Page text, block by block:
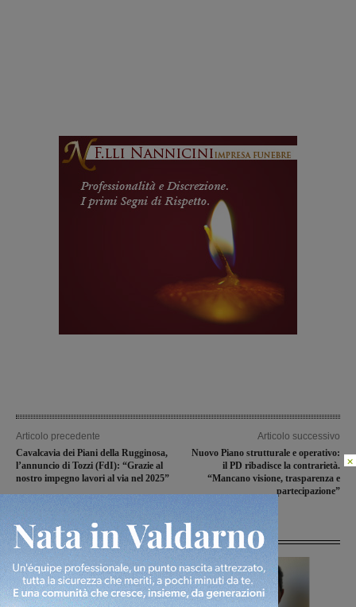
Articolo precedente
Cavalcavia dei Piani della Rugginosa,
l’annuncio di Tozzi (FdI): “Grazie al
nostro impegno lavori al via nel 2025”
Articolo successivo
Nuovo Piano strutturale e operativo:
il PD ribadisce la contrarietà.
“Mancano visione, trasparenza e
partecipazione”
Articoli correlati
×